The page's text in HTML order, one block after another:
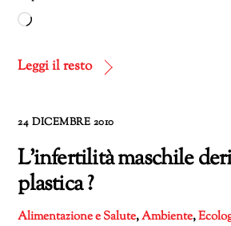
Caricamento
corso…
Leggi il resto
24 DICEMBRE 2010
L’infertilità maschile
plastica ?
Alimentazione e Salute,Ambiente,